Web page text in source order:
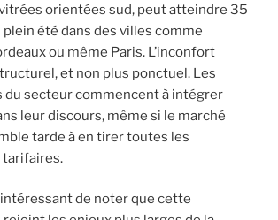
orientées sud, peut atteindre 35
été dans des villes comme
ou même Paris. L’inconfort
et non plus ponctuel. Les
du secteur commencent à intégrer
leur discours, même si le marché
tarde à en tirer toutes les
tarifaires.
intéressant de noter que cette